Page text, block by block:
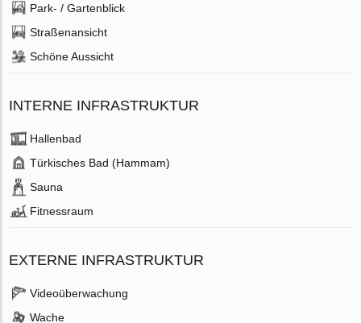
Park- / Gartenblick
Straßenansicht
Schöne Aussicht
INTERNE INFRASTRUKTUR
Hallenbad
Türkisches Bad (Hammam)
Sauna
Fitnessraum
EXTERNE INFRASTRUKTUR
Videoüberwachung
Wache